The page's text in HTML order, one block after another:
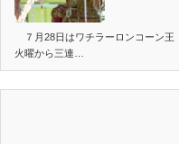
７月28日はワチラーロンコーン王
火曜から三連…